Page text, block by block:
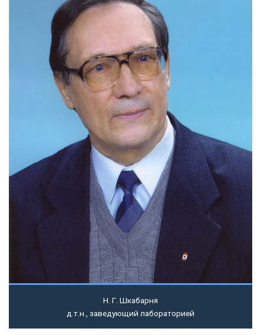
Н. Г. Шкабарня
д.т.н., заведующий лабораторией